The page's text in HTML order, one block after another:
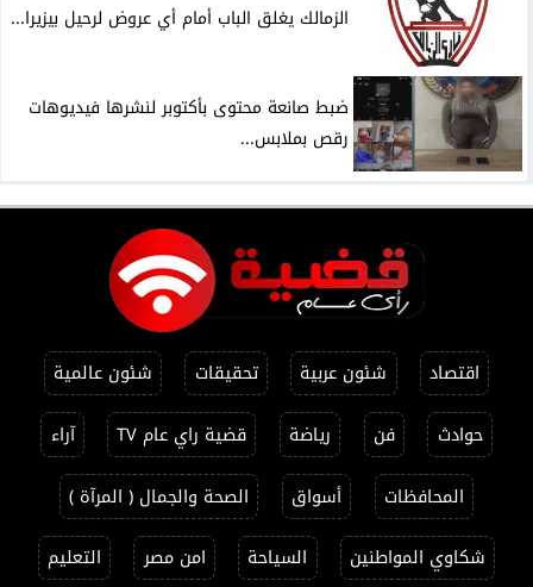
الزمالك يغلق الباب أمام أي عروض لرحيل بيزيرا...
ضبط صانعة محتوى بأكتوبر لنشرها فيديوهات
رقص بملابس...
اقتصاد شئون عربية تحقيقات
شئون عالمية
حوادث
فن رياضة قضية راي عام TV
آراء
المحافظات
أسواق
الصحة والجمال ( المرآة )
شكاوي المواطنين
السياحة امن مصر التعليم